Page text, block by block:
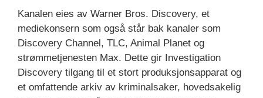
Kanalen eies av Warner Bros. Discovery, et
mediekonsern som også står bak kanaler som
Discovery Channel, TLC, Animal Planet og
strømmetjenesten Max. Dette gir Investigation
Discovery tilgang til et stort produksjonsapparat og
et omfattende arkiv av kriminalsaker, hovedsakelig